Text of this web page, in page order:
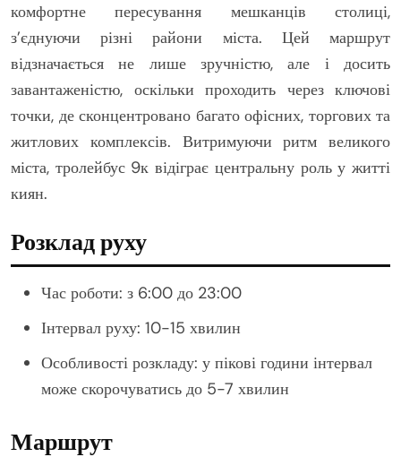
комфортне пересування мешканців столиці,
з’єднуючи різні райони міста. Цей маршрут
відзначається не лише зручністю, але і досить
завантаженістю, оскільки проходить через ключові
точки, де сконцентровано багато офісних, торгових та
житлових комплексів. Витримуючи ритм великого
міста, тролейбус 9к відіграє центральну роль у житті
киян.
Розклад руху
Час роботи: з 6:00 до 23:00
Інтервал руху: 10-15 хвилин
Особливості розкладу: у пікові години інтервал
може скорочуватись до 5-7 хвилин
Маршрут